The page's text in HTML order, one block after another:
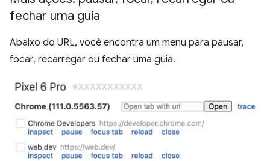
fechar uma guia
Abaixo do URL, você encontra um menu para pausar,
focar, recarregar ou fechar uma guia.